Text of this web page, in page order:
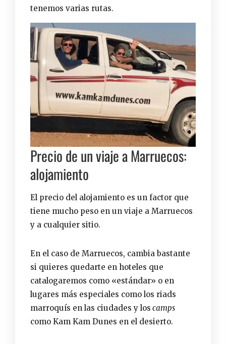
tenemos varias rutas.
Precio de un viaje a Marruecos:
alojamiento
El precio del alojamiento es un factor que
tiene mucho peso en un viaje a Marruecos
y a cualquier sitio.
En el caso de Marruecos, cambia bastante
si quieres quedarte en hoteles que
catalogaremos como «estándar» o en
lugares más especiales como los riads
marroquís en las ciudades y los camps
como Kam Kam Dunes en el desierto.